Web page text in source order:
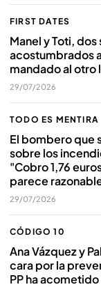
FIRST DATES
Manel y Toti,
acostumbrados
mandado al otro
29/07/2026
TODO ES MENTIRA
El bombero que
sobre los
"Cobro 1,76
parece
29/07/2026
CÓDIGO 10
Ana Vázquez y
cara por la
PP ha